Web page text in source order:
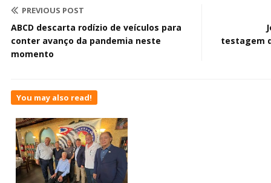
PREVIOUS POST
ABCD descarta rodízio de veículos para
conter avanço da pandemia neste
momento
testagem
You may also read!